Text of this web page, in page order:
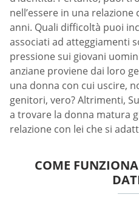
nell’essere in una
anni. Quali difficoltà puoi
associati ad atteggiamenti
pressione sui giovani
anziane proviene dai loro
una donna con cui uscire,
genitori, vero? Altrimenti,
a trovare la donna matura
relazione con lei che si
COME